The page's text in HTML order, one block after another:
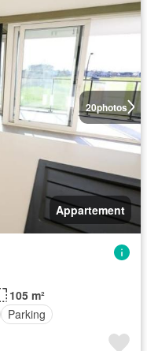
20photos
Appartement
105 m²
Parking